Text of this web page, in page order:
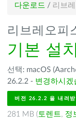
다운로드 / 리브
리브레오피
기본 설
선택: macOS
26.2.2 - 변경하시겠
버전 26.2.2 을 내려받
281 MB ( 토렌트, 정